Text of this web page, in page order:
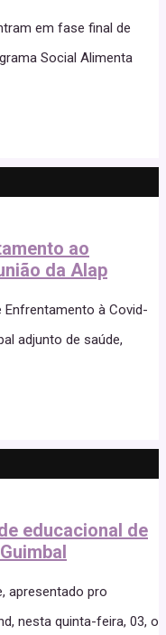
em fase final de
Social Alimenta
ao
da Alap
à Covid-
adjunto de saúde,
educacional de
apresentado pro
nesta quinta-feira, 03, o